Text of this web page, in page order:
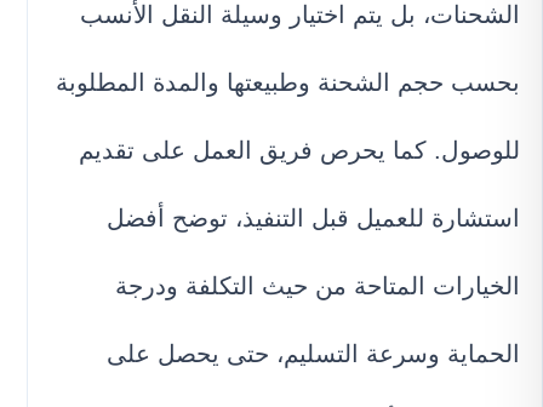
الشحنات، بل يتم اختيار وسيلة النقل الأنسب
بحسب حجم الشحنة وطبيعتها والمدة المطلوبة
للوصول. كما يحرص فريق العمل على تقديم
استشارة للعميل قبل التنفيذ، توضح أفضل
الخيارات المتاحة من حيث التكلفة ودرجة
الحماية وسرعة التسليم، حتى يحصل على